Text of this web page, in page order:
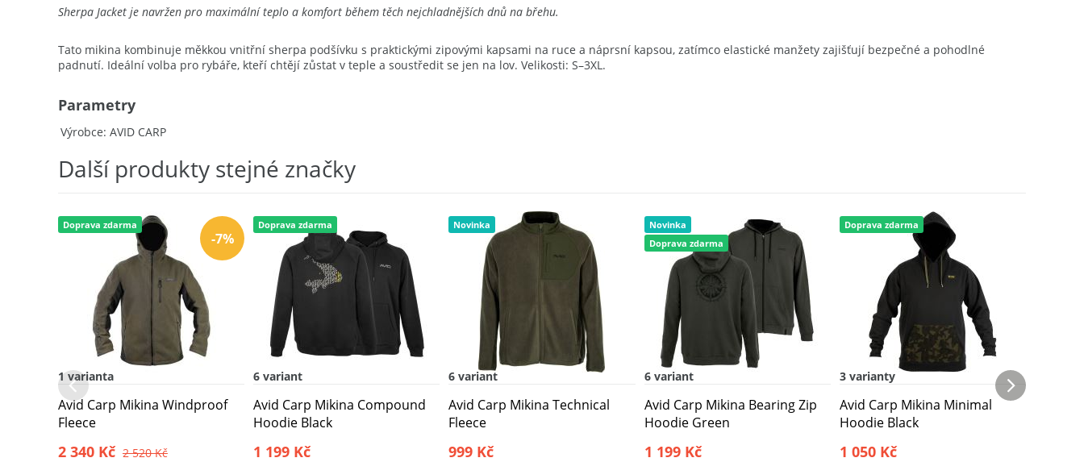
Sherpa Jacket je navržen pro maximální teplo a komfort během těch nejchladnějších dnů na břehu.
Tato mikina kombinuje měkkou vnitřní sherpa podšívku s praktickými zipovými kapsami na ruce a náprsní kapsou, zatímco elastické manžety zajišťují bezpečné a pohodlné
padnutí. Ideální volba pro rybáře, kteří chtějí zůstat v teple a soustředit se jen na lov. Velikosti: S–3XL.
Výrobce AVID CARP
Parametry
Další produkty stejné značky
-7%
Doprava zdarma
1 varianta
Avid Carp Mikina Windproof
Fleece
2 340 Kč 2 520 Kč
Doprava zdarma
6 variant
Avid Carp Mikina Compound
Hoodie Black
1 199 Kč
Novinka
6 variant
Avid Carp Mikina Technical
Fleece
999 Kč
Novinka
Doprava zdarma
6 variant
Avid Carp Mikina Bearing Zip
Hoodie Green
1 199 Kč
Doprava zdarma
3 varianty
Avid Carp Mikina Minimal
Hoodie Black
1 050 Kč